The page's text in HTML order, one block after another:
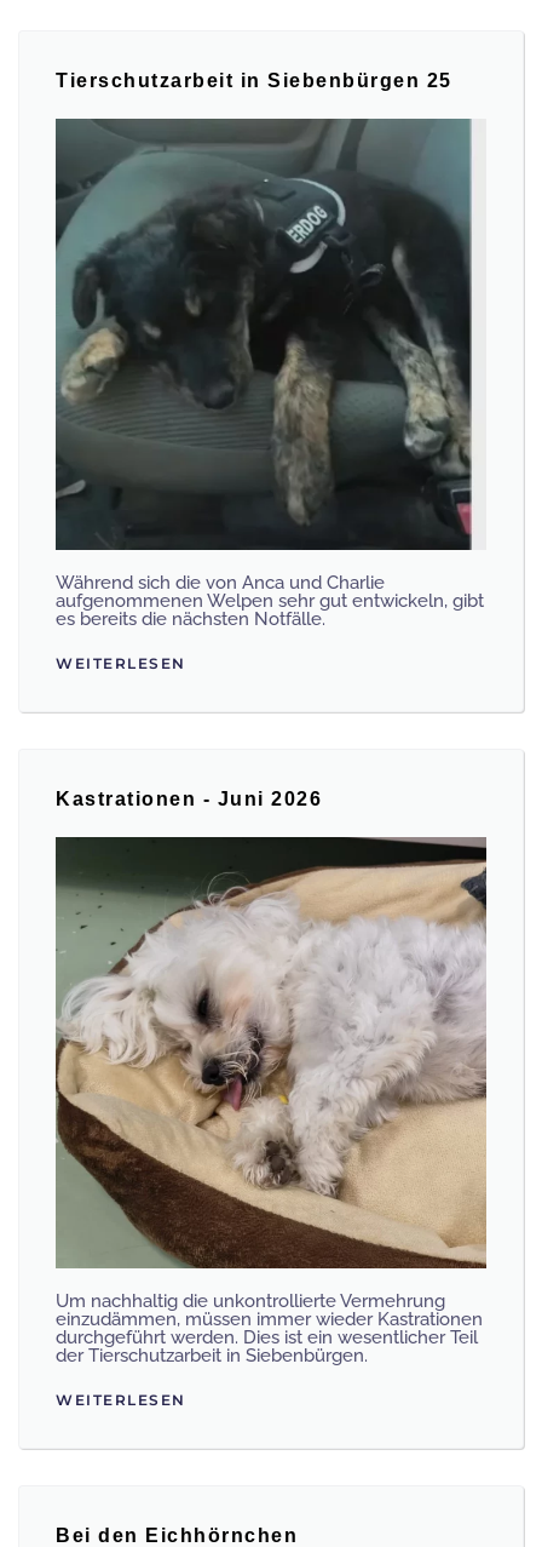
Tierschutzarbeit in Siebenbürgen 25
Während sich die von Anca und Charlie
aufgenommenen Welpen sehr gut entwickeln, gibt
es bereits die nächsten Notfälle.
WEITERLESEN
Kastrationen - Juni 2026
Um nachhaltig die unkontrollierte Vermehrung
einzudämmen, müssen immer wieder Kastrationen
durchgeführt werden. Dies ist ein wesentlicher Teil
der Tierschutzarbeit in Siebenbürgen.
WEITERLESEN
Bei den Eichhörnchen